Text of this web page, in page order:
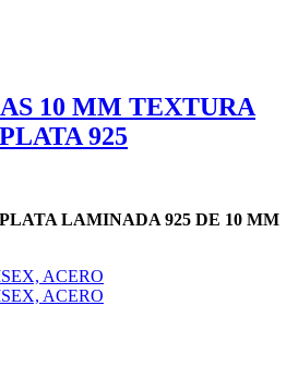
10 MM TEXTURA
925
LAMINADA 925 DE 10 MM